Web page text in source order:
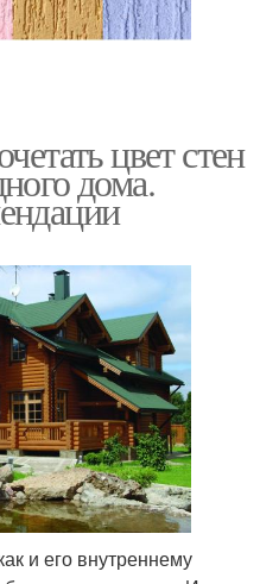
цвет стен
дома.
и его внутреннему